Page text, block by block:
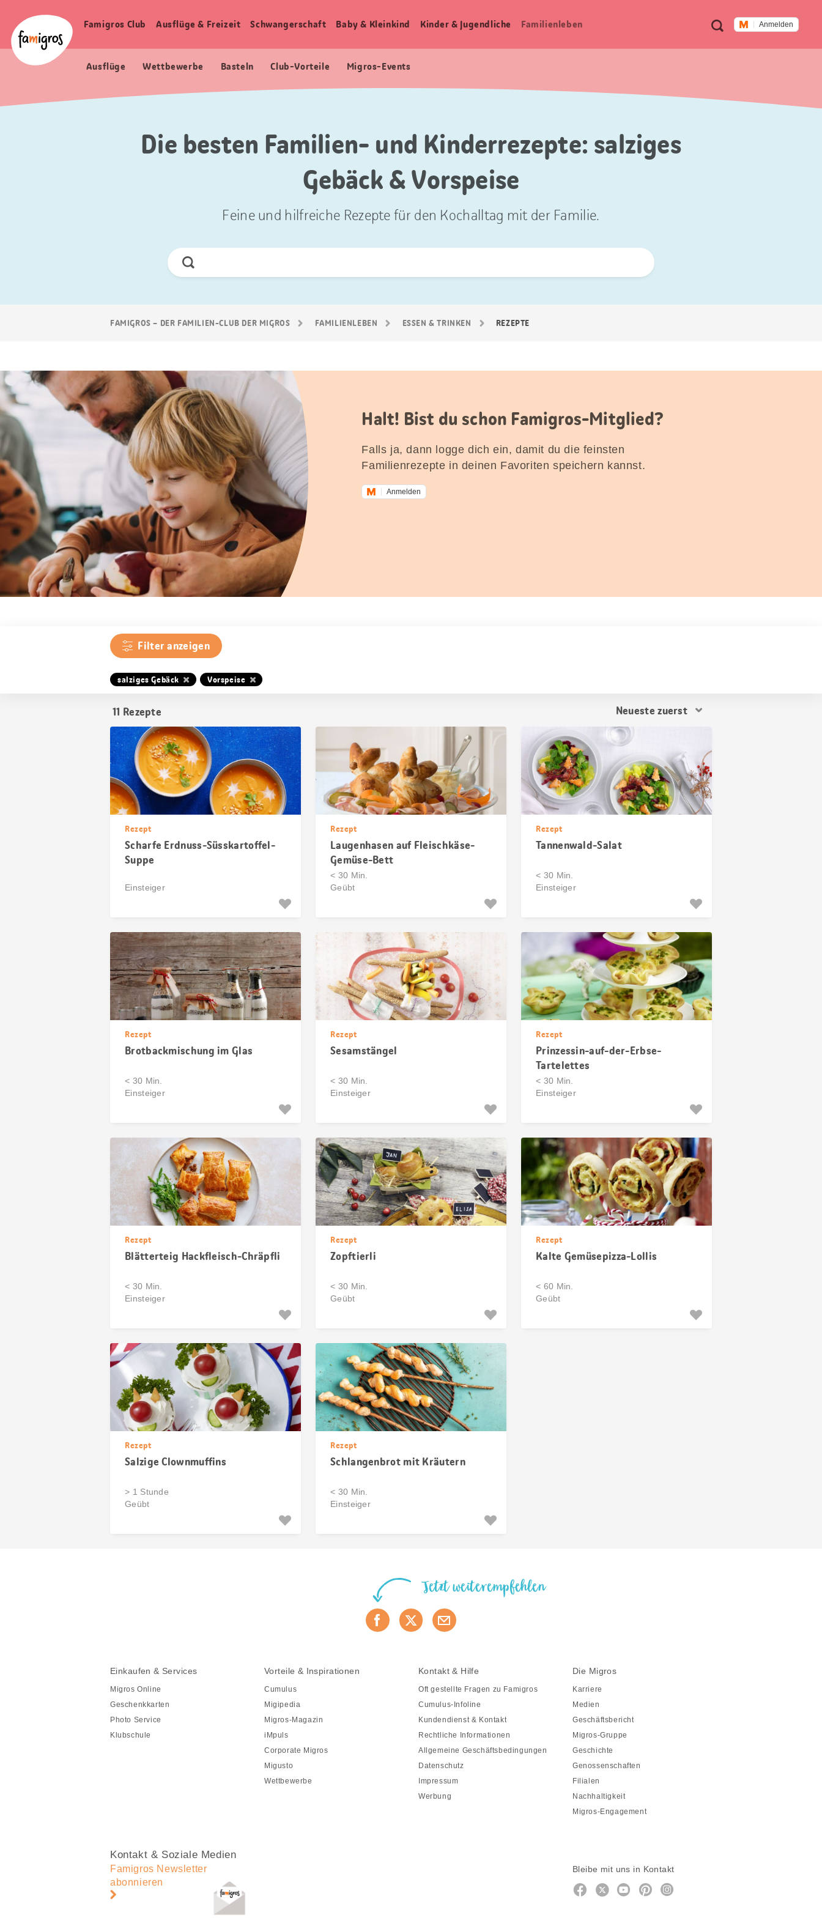
Navigation
Logo
Meta
Navigation
Suche Anmelden
Haupt
Famigros Club Ausflüge & Freizeit Schwangerschaft Baby & Kleinkind Kinder & Jugendliche Familien­leben
Ausflüge Wettbewerbe Basteln Club-Vorteile Migros-Events
Die besten Familien- und Kinderrezepte: salziges
Gebäck & Vorspeise
Feine und hilfreiche Rezepte für den Kochalltag mit der Familie.
Jetzt
FAMIGROS – DER FAMILIEN-CLUB DER MIGROS FAMILIEN­LEBEN ESSEN & TRINKEN REZEPTE
Halt! Bist du schon Famigros-Mitglied?
Falls ja, dann logge dich ein, damit du die feinsten
Familienrezepte in deinen Favoriten speichern kannst.
Anmelden
Filter anzeigen
salziges Gebäck Vorspeise
11 Rezepte
Resultat
Rezept
Scharfe Erdnuss-Süsskartoffel-
Suppe
Einsteiger
Rezept
Laugenhasen auf Fleischkäse-
Gemüse-Bett
< 30 Min.
Geübt
Rezept
Tannenwald-Salat
< 30 Min.
Einsteiger
Rezept
Brotbackmischung im Glas
< 30 Min.
Einsteiger
Rezept
Sesamstängel
< 30 Min.
Einsteiger
Rezept
Prinzessin-auf-der-Erbse-
Tartelettes
< 30 Min.
Einsteiger
Rezept
Blätterteig Hackfleisch-Chräpfli
< 30 Min.
Einsteiger
Rezept
Zopftierli
< 30 Min.
Geübt
Rezept
Kalte Gemüsepizza-Lollis
< 60 Min.
Geübt
Rezept
Salzige Clownmuffins
> 1 Stunde
Geübt
Rezept
Schlangenbrot mit Kräutern
< 30 Min.
Einsteiger
Jetzt weiterempfehlen
Einkaufen & Services
Migros Online
Geschenkkarten
Photo Service
Klubschule
Vorteile & Inspirationen
Cumulus
Migipedia
Migros-Magazin
iMpuls
Corporate Migros
Migusto
Wettbewerbe
Kontakt & Hilfe
Oft gestellte Fragen zu Famigros
Cumulus-Infoline
Kundendienst & Kontakt
Rechtliche Informationen
Allgemeine Geschäftsbedingungen
Datenschutz
Impressum
Werbung
Die Migros
Karriere
Medien
Geschäftsbericht
Migros-Gruppe
Geschichte
Genossenschaften
Filialen
Nachhaltigkeit
Migros-Engagement
Kontakt & Soziale Medien
Famigros Newsletter
abonnieren
Bleibe mit uns in Kontakt
Facebook
https://twitter.com/migros
https://www.youtube.com/user/
PinterestInstagram